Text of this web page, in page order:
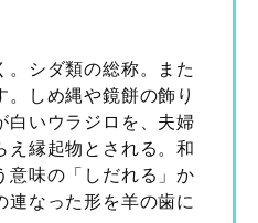
。シダ類の総称。また
しめ縄や鏡餅の飾り
白いウラジロを、夫婦
え縁起物とされる。和
意味の「しだれる」か
連なった形を羊の歯に